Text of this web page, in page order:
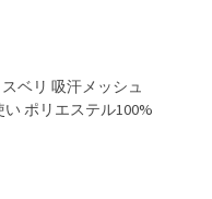
ベリ 吸汗メッシュ
ポリエステル100%